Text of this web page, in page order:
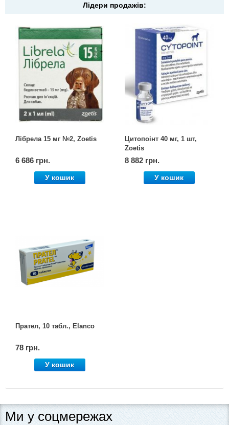
Лідери продажів:
Лібрела 15 мг №2, Zoetis
6 686 грн.
У кошик
Цитопоінт 40 мг, 1 шт,
Zoetis
8 882 грн.
У кошик
Прател, 10 табл., Elanco
78 грн.
У кошик
Ми у соцмережах